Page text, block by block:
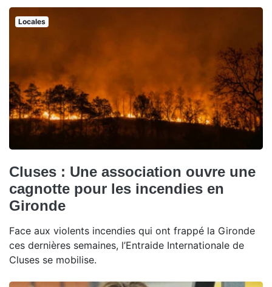
Locales
Cluses : Une association ouvre une
cagnotte pour les incendies en
Gironde
Face aux violents incendies qui ont frappé la Gironde
ces dernières semaines, l’Entraide Internationale de
Cluses se mobilise.